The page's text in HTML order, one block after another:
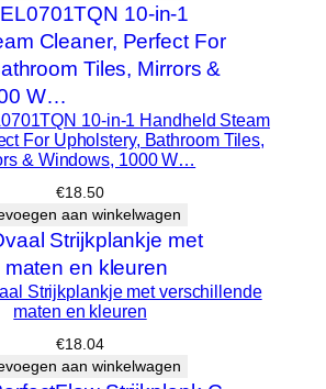
10-in-1 Handheld Steam
For Upholstery, Bathroom Tiles,
& Windows, 1000 W…
€18.50
aan winkelwagen
Strijkplankje met verschillende
maten en kleuren
€18.04
aan winkelwagen